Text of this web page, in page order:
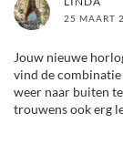
25 MAART
Jouw nieuwe
vind de
weer naar buiten
trouwens ook erg